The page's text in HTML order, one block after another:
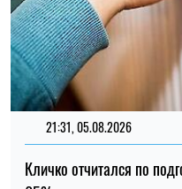
21:31, 05.08.2026
Кличко отчитался по